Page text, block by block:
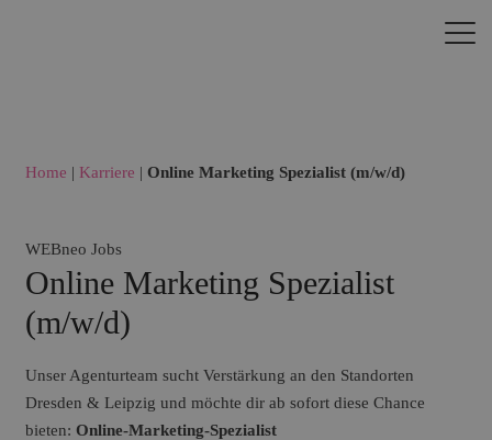
Home | Karriere | Online Marketing Spezialist (m/w/d)
WEBneo Jobs
Online Marketing Spezialist
(m/w/d)
Unser Agenturteam sucht Verstärkung an den Standorten
Dresden & Leipzig und möchte dir ab sofort diese Chance
bieten: Online-Marketing-Spezialist